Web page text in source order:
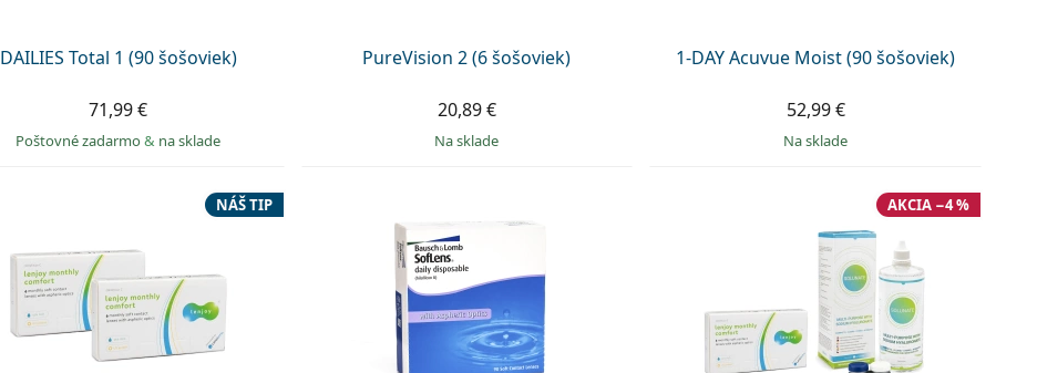
DAILIES Total 1 (90 šošoviek)
71,99 €
Poštovné zadarmo& na sklade
PureVision 2 (6 šošoviek)
20,89 €
na sklade
1-DAY Acuvue Moist (90 šošoviek)
52,99 €
na sklade
NÁŠ TIP AKCIA −4 %